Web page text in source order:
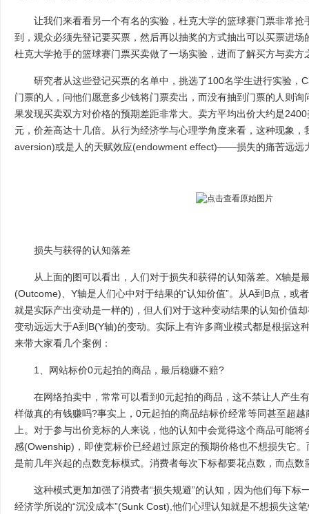
让我们来看看另一个有名的实验，杜克大学的篮球赛门票非常抢
到，观众必须先登记要买票，然后再以抽奖的方式抽出可以买票进
杜克大学抢手的篮球赛门票买卖做了一场实验，进而了解买方与卖方
研究者从这些登记买票的名单中，挑选了100名学生进行实验，
门票的人，问他们愿意多少钱将门票卖出，而没有抽到门票的人则
果发现买卖双方对价格的预期差距非常大。卖方平均出价大约是
元，价差高达十几倍。从行为经济学与心理学角度来看，这种现象，
aversion)或是人的天赋效应(endowment effect)——损失的痛苦远远
损失与获得的认知落差
从上面的图可以看出，人们对于损失和获得的认知落差。X轴是
(Outcome)、Y轴是人们心中对于结果的“认知价值”。从A到B点，或
就是实际产出变动是一样的)，但人们对于这种变动结果的认知价值
变动远远大于A到B(Y轴)的变动。实际上有许多商业模式都是根据这
来带大家看几个案例：
1、网站标价0元起拍的商品，最后稳赚不赔?
在网络拍卖中，常常可以看到0元起拍的商品，这不禁让人产生
样做真的有钱赚吗?事实上，0元起拍的商品结标价经常等同甚至超
上。对于参与出价竞标的人来说，他的认知中会觉得这个商品可能
感(Owenship)，即使竞标价已经超过原定的预期价格也不想损失它
是前几年兴起的点数竞标模式。消费者每次下标都要花点数，而点数
这种模式更加加强了消费者“损失规避”的认知，因为他们每下标
经济学所说的“沉没成本”(Sunk Cost),他们心理认知就是不想损失这